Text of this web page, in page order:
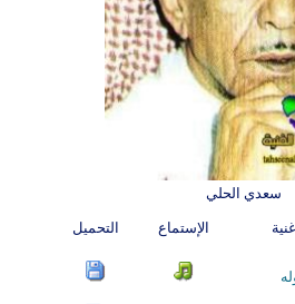
سعدي الحلي
الإستماع التحميل